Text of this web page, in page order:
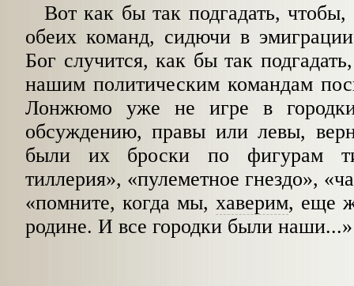
Вот как бы так подгадать, чтобы,
обеих команд, сидючи в
Бог слу­чится, как бы так
нашим поли­тическим командам
Лонжюмо уже не игре в
обсуждению, правы или левы,
были их броски по фигурам
тиллерия», «пулеметное гнездо»,
«помните, когда мы, хаверим, еще
роди­не. И все городки были наши...»